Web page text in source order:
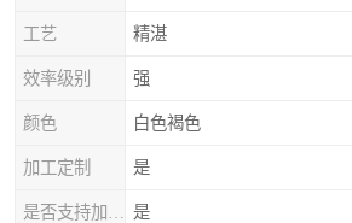
工艺 精湛
效率级别 强
颜色 白色褐色
加工定制 是
是